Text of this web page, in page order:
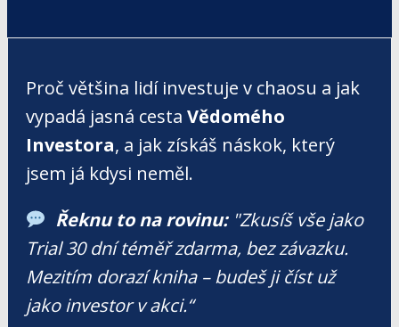
Proč většina lidí investuje v chaosu a jak
vypadá jasná cesta Vědomého
Investora, a jak získáš náskok, který
jsem já kdysi neměl.
Řeknu to na rovinu:"Zkusíš vše jako
Trial 30 dní téměř zdarma, bez závazku.
Mezitím dorazí kniha – budeš ji číst už
jako investor v akci.“